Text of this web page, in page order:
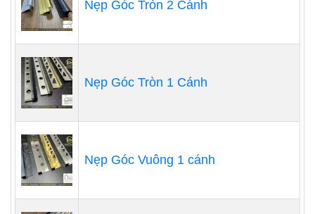
Nẹp Góc Tròn 2 Cánh
Nẹp Góc Tròn 1 Cánh
Nẹp Góc Vuông 1 cánh